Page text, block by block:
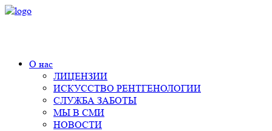
О нас
ЛИЦЕНЗИИ
ИСКУССТВО РЕНТГЕНОЛОГИИ
СЛУЖБА ЗАБОТЫ
МЫ В СМИ
НОВОСТИ